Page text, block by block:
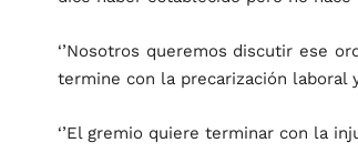
‘’Nosotros queremos discutir ese
termine con la precarización laboral
‘’El gremio quiere terminar con la